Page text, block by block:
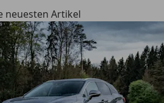
neuesten Artikel